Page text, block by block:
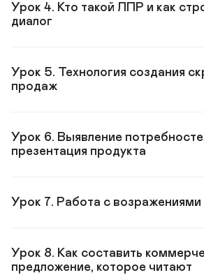
Урок 4. Кто такой ЛПР и как
диалог
Урок 5. Технология создания
продаж
Урок 6. Выявление
презентация продукта
Урок 7. Работа с возражениями
Урок 8. Как составить
предложение, которое читают